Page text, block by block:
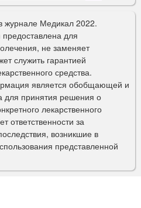
журнале Медикал 2022.
для
не заменяет
служить гарантией
средства.
является обобщающей и
для принятия решения о
лекарственного
ответственности за
возникшие в
представленной